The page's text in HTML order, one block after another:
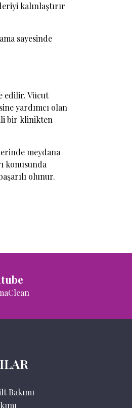
kalınlaştırır
sayesinde
edilir. Vücut
yardımcı olan
bir klinikten
meydana
konusunda
olunur.
Bakımı